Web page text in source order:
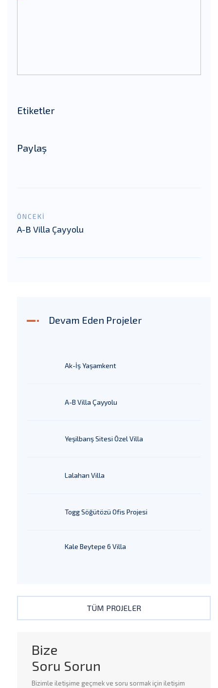
Etiketler
Paylaş
ÖNCEKİ
A-B Villa Çayyolu
Devam Eden Projeler
Ak-İş Yaşamkent
A-B Villa Çayyolu
Yeşilbarış Sitesi Özel Villa
Lalahan Villa
Togg Söğütözü Ofis Projesi
Kale Beytepe 6 Villa
TÜM PROJELER
Bize
Soru Sorun
Bizimle iletişime geçmek ve soru sormak için iletişim